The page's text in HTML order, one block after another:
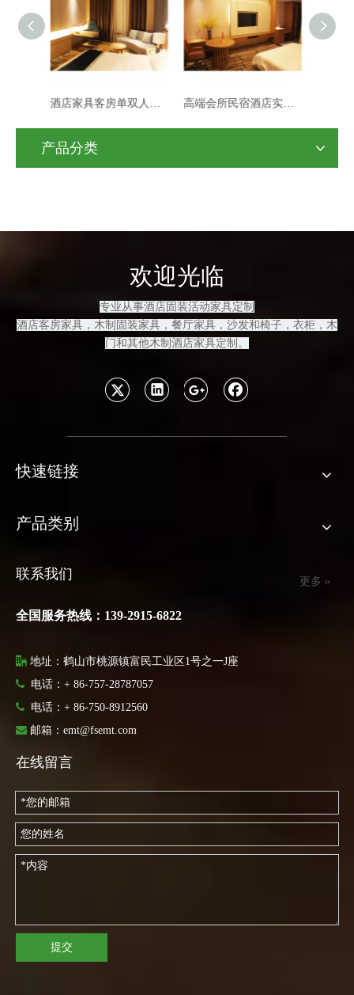
高端会所民宿酒店实木家具标间全套定 制家具实木工厂全案设计 轻奢风现代酒店房间精装修 星级客房家具设计 酒店工程服务一站式
产品分类
欢迎光临
专业从事酒店固装活动家具定制
酒店客房家具，木制固装家具 ，餐厅家具，沙发和椅子，衣柜，木
门和其他木制酒店家具定制 。
快速链接
产品类别
联系我们 更多 »
全国服务热线：139-2915-6822
 地址：鹤山市桃源镇富民工业区1号之一J座
 电话：+ 86-757-28787057
 电话： + 86-750-8912560
 邮箱： emt@fsemt.com
在线留言
提交